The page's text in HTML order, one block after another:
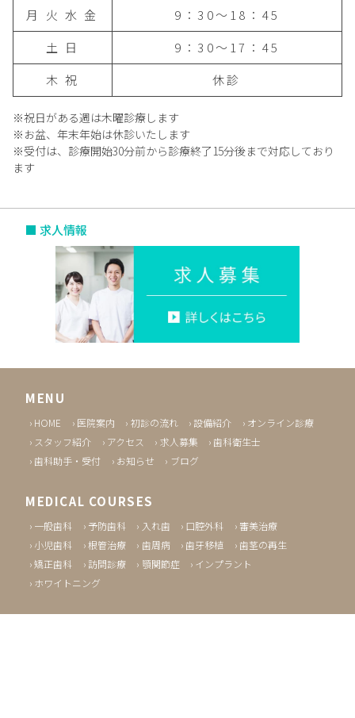
月 火 水 金
9：30〜18：45
土 日
9：30〜17：45
木 祝
休診
※祝日がある週は木曜診療します
※お盆、年末年始は休診いたします
※受付は、診療開始30分前から診療終了15分後まで対応しており
ます
■ 求人情報
MENU
HOME 医院案内 初診の流れ 設備紹介
オンライン診療
スタッフ紹介
アクセス 求人募集
歯科衛生士
歯科助手・受付
お知らせ ブログ
MEDICAL COURSES
一般歯科 予防歯科 入れ歯 口腔外科
審美治療
小児歯科
根管治療 歯周病 歯牙移植
歯茎の再生
矯正歯科
訪問診療 顎関節症
インプラント
ホワイトニング